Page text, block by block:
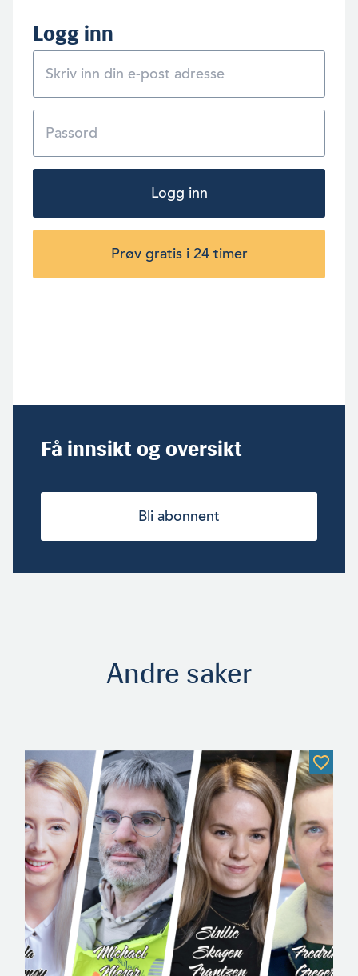
Logg inn
Logg inn
Prøv gratis i 24 timer
Få innsikt og oversikt
Bli abonnent
Andre saker